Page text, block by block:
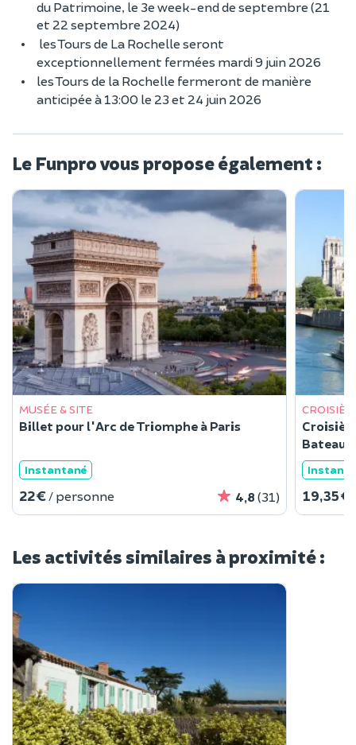
du Patrimoine, le 3e week-end de septembre (21
et 22 septembre 2024)
les Tours de La Rochelle seront
exceptionnellement fermées mardi 9 juin 2026
les Tours de la Rochelle fermeront de manière
anticipée à 13:00 le 23 et 24 juin 2026
Le Funpro vous propose également :
MUSÉE & SITE
Billet pour l'Arc de Triomphe à Paris
Instantané
22 € / personne 4,8 (31)
Bateaux
19,35 €
Les activités similaires à proximité :